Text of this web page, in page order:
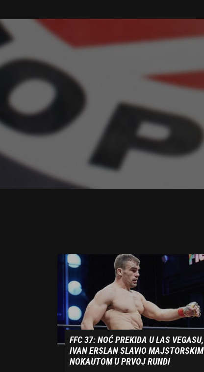
FFC 37: NOĆ PREKIDA U LAS VEGASU,
IVAN ERSLAN SLAVIO MAJSTORSKIM
NOKAUTOM U PRVOJ RUNDI